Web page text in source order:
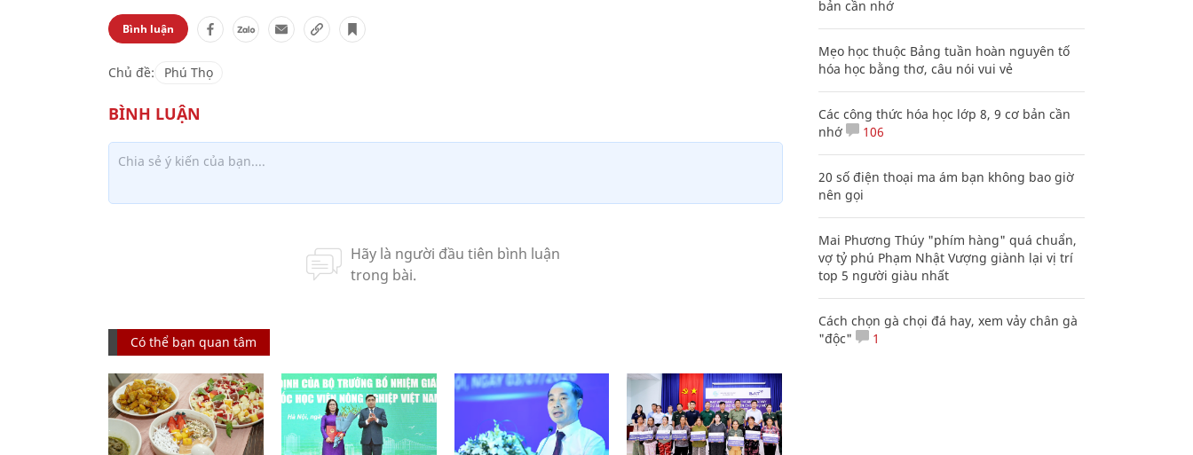
Bình luận
Chủ đề: Phú Thọ
Có thể bạn quan tâm
bản cần nhớ
Mẹo học thuộc Bảng tuần hoàn nguyên tố
hóa học bằng thơ, câu nói vui vẻ
Các công thức hóa học lớp 8, 9 cơ bản cần
nhớ
106
20 số điện thoại ma ám bạn không bao giờ
nên gọi
Mai Phương Thúy "phím hàng" quá chuẩn,
vợ tỷ phú Phạm Nhật Vượng giành lại vị trí
top 5 người giàu nhất
Cách chọn gà chọi đá hay, xem vảy chân gà
"độc"
1